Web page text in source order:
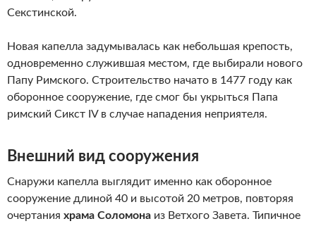
Секстинской.
Новая капелла задумывалась как небольшая крепость,
одновременно служившая местом, где выбирали нового
Папу Римского. Строительство начато в 1477 году как
оборонное сооружение, где смог бы укрыться Папа
римский Сикст IV в случае нападения неприятеля.
Внешний вид сооружения
Снаружи капелла выглядит именно как оборонное
сооружение длиной 40 и высотой 20 метров, повторяя
очертания храма Соломона из Ветхого Завета. Типичное